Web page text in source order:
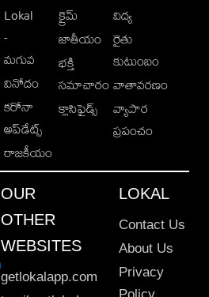
Lokal
-
మగువ
వినోదం
కరోనా
అప్‌డేట్స్
రాజకీయం
క్రైమ్
జాతీయం
భక్తి
సమాచారం
క్లాసిఫైడ్స్
విద్య
రైతు
కుటుంబం
వాతావరణం
వ్యాపార
ప్రపంచం
OUR
OTHER
WEBSITES
getlokalapp.com
LOKAL
Contact Us
About Us
Privacy
Policy